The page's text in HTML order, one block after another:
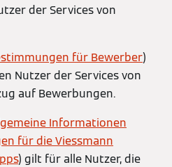
der Services von
für Bewerber)
Nutzer der Services von
auf Bewerbungen.
Informationen
für die Viessmann
) gilt für alle Nutzer, die